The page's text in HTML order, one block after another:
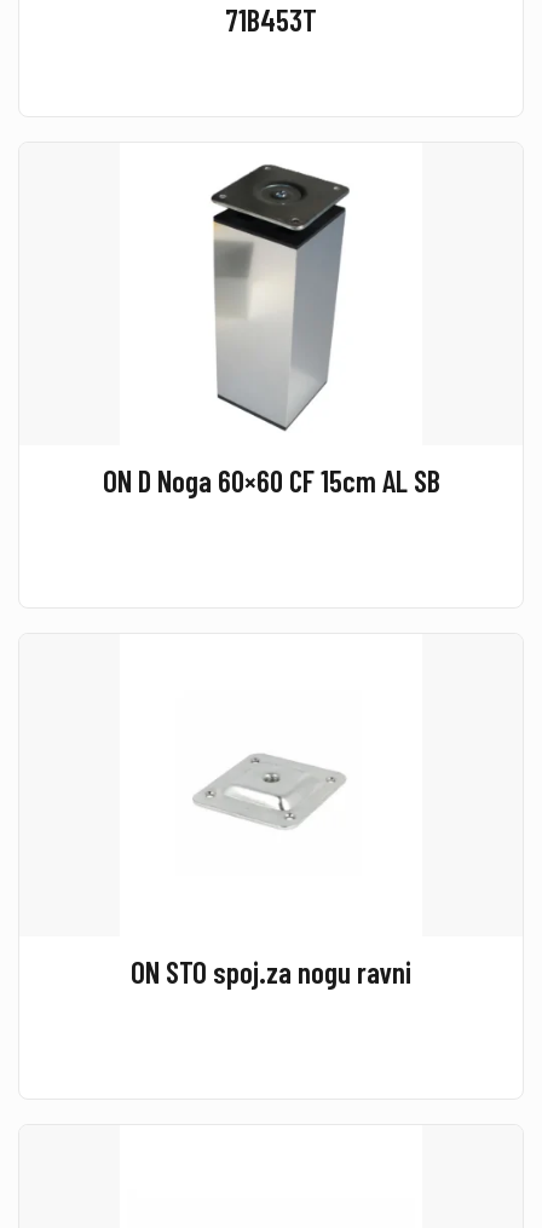
71B453T
ON D Noga 60×60 CF 15cm AL SB
ON STO spoj.za nogu ravni